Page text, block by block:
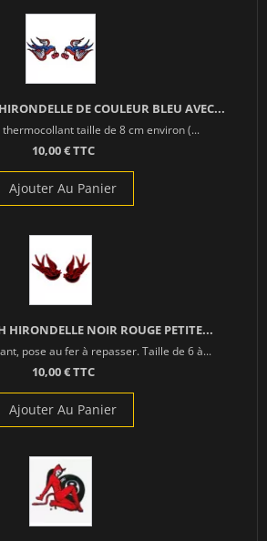
DE COULEUR BLEU AVEC...
thermocollant taille de 8 cm environ (...
10,00 € TTC
Ajouter Au Panier
HIRONDELLE NOIR ROUGE PETITE...
pose au fer à repasser. Taille de 6 à...
10,00 € TTC
Ajouter Au Panier